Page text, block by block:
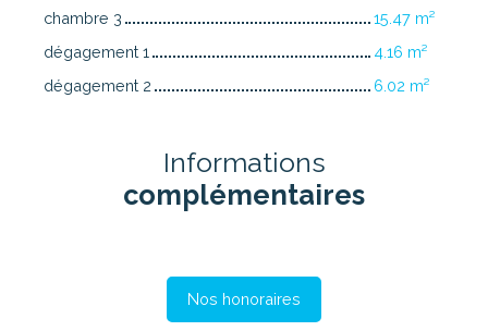
chambre 3
15.47 m²
dégagement 1
4.16 m²
dégagement 2
6.02 m²
Informations
complémentaires
Nos honoraires